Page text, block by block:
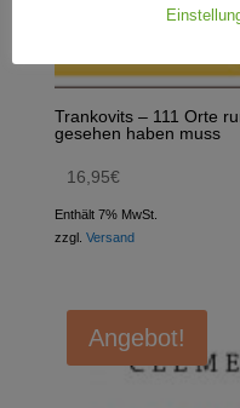
Trankovits – 111 Orte
gesehen haben muss
16,95€
Enthält 7% MwSt.
zzgl. Versand
Angebot!